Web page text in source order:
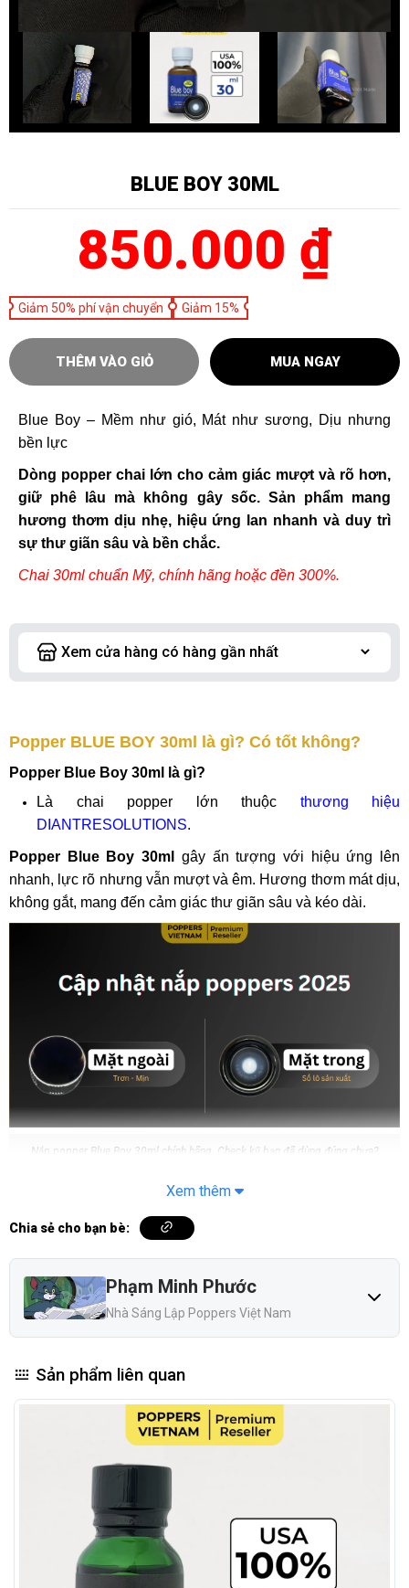
BLUE BOY 30ML
850.000 ₫
Giảm 50% phí vận chuyển Giảm 15%
THÊM VÀO GIỎ MUA NGAY
Blue Boy – Mềm như gió, Mát như sương, Dịu nhưng
bền lực
Dòng popper chai lớn cho cảm giác mượt và rõ hơn,
giữ phê lâu mà không gây sốc. Sản phẩm mang
hương thơm dịu nhẹ, hiệu ứng lan nhanh và duy trì
sự thư giãn sâu và bền chắc.
Chai 30ml chuẩn Mỹ, chính hãng hoặc đền 300%.
Popper BLUE BOY 30ml là gì? Có tốt không?
Popper Blue Boy 30ml là gì?
Là chai popper lớn thuộc thương hiệu
DIANTRESOLUTIONS.
Popper Blue Boy 30ml
gây ấn tượng với hiệu ứng lên
nhanh, lực rõ nhưng vẫn mượt và êm. Hương thơm mát dịu,
không gắt, mang đến cảm giác thư giãn sâu và kéo dài.
Nắp popper Blue Boy 30ml chính hãng. Check kỹ bạn đã dùng đúng chưa?
Popper Blue Boy 30ml có an toàn không?
Có an toàn khi dùng đúng cách và chọn đúng hàng chuẩn
Thành phần rõ ràng: Sử dụng Isobutyl Nitrite tinh khiết.
Xuất xứ đáng tin cậy: Sản xuất tại Hoa Kỳ bởi thương
Hiệu quả kiểm soát tốt: Dòng Blue Boy được đánh giá
là an toàn nếu dùng vừa đủ, không lạm dụng và tuân
theo hướng dẫn.
Xem thêm
Chia sẻ cho bạn bè:
Phạm Minh Phước
Nhà Sáng Lập Poppers Việt Nam
Sản phẩm liên quan